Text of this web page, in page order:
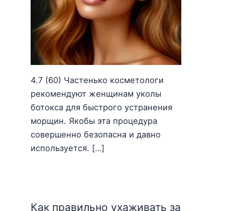
4.7 (60) Частенько косметологи
рекомендуют женщинам уколы
ботокса для быстрого устранения
морщин. Якобы эта процедура
совершенно безопасна и давно
используется. […]
Как правильно ухаживать за